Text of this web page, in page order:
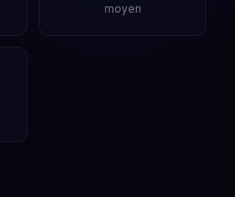
moyen